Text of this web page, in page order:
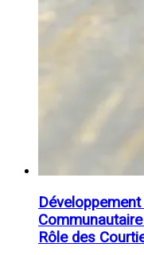
Rôle des